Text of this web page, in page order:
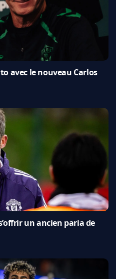
avec le nouveau Carlos
un ancien paria de